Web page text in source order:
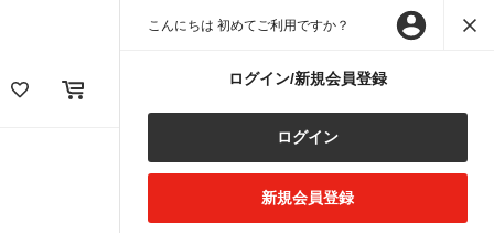
こんにちは 初めてご利用ですか？
ログイン/新規会員登録
ログイン
新規会員登録